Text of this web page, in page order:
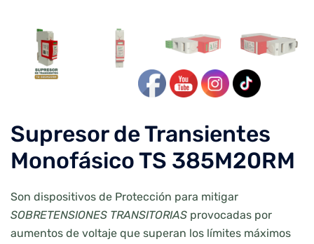
Supresor de Transientes
Monofásico TS 385M20RM
Son dispositivos de Protección para mitigar
SOBRETENSIONES TRANSITORIAS provocadas por
aumentos de voltaje que superan los límites máximos